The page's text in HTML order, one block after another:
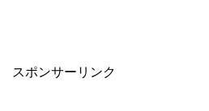
スポンサーリンク